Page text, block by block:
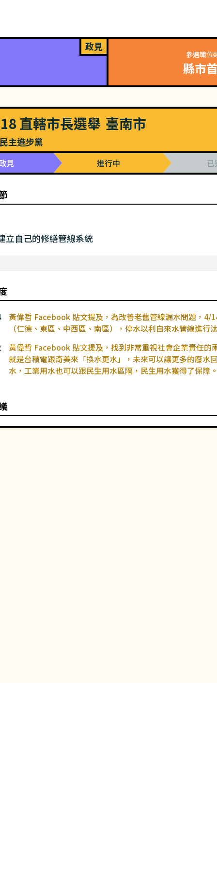
政見
參選職位
縣市
直轄市長選舉 臺南市
民主進步黨
見 進行中 已
立自己的修繕管線系統
黃偉哲 Facebook 貼文提及，為改善老舊管線漏水問題，4/
（仁德、東區、中西區、南區），停水以利自來水管線進行
黃偉哲 Facebook 貼文提及，找到非常重視社會企業責任的
就是台積電跟奇美來「換水更水」，未來可以讓更多的廢水
水，工業用水也可以跟民生用水區隔，民生用水獲得了保障